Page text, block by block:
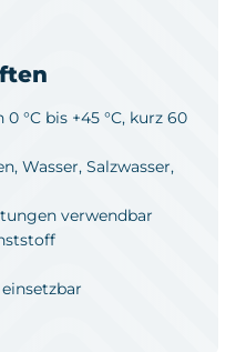
°C bis +45 °C, kurz 60
Wasser, Salzwasser,
verwendbar